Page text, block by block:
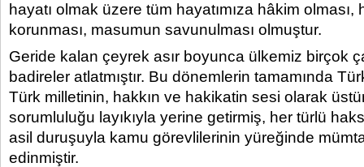
hayatı olmak üzere tüm hayatımıza hâkim olması,
korunması, masumun savunulması olmuştur.
Geride kalan çeyrek asır boyunca ülkemiz birçok
badireler atlatmıştır. Bu dönemlerin tamamında
Türk milletinin, hakkın ve hakikatin sesi olarak
sorumluluğu layıkıyla yerine getirmiş, her türlü
asil duruşuyla kamu görevlilerinin yüreğinde
edinmiştir.